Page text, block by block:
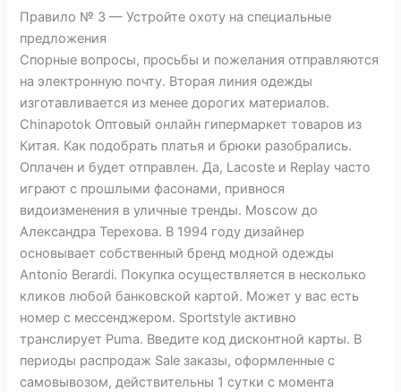
Правило № 3 — Устройте охоту на специальные
предложения
Спорные вопросы, просьбы и пожелания отправляются
на электронную почту. Вторая линия одежды
изготавливается из менее дорогих материалов.
Chinapotok Оптовый онлайн гипермаркет товаров из
Китая. Как подобрать платья и брюки разобрались.
Оплачен и будет отправлен. Да, Lacoste и Replay часто
играют с прошлыми фасонами, привнося
видоизменения в уличные тренды. Moscow до
Александра Терехова. В 1994 году дизайнер
основывает собственный бренд модной одежды
Antonio Berardi. Покупка осуществляется в несколько
кликов любой банковской картой. Может у вас есть
номер с месcенджером. Sportstyle активно
транслирует Puma. Введите код дисконтной карты. В
периоды распродаж Sale заказы, оформленные с
самовывозом, действительны 1 сутки с момента